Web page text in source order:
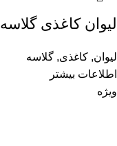
لیوان کاغذی گلاسه 220cc(بسته 2000 تایی)
لیوان, کاغذی, گلاسه
اطلاعات بیشتر
ویژه